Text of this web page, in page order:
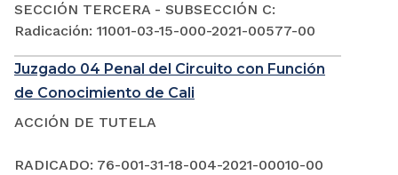
SECCIÓN TERCERA - SUBSECCIÓN C:
Radicación: 11001-03-15-000-2021-00577-00
Juzgado 04 Penal del Circuito con Función
de Conocimiento de Cali
ACCIÓN DE TUTELA
RADICADO: 76-001-31-18-004-2021-00010-00